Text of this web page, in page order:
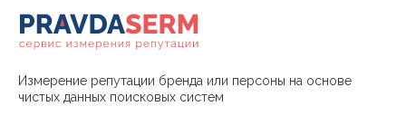
Измерение репутации бренда или персоны на основе
чистых данных поисковых систем